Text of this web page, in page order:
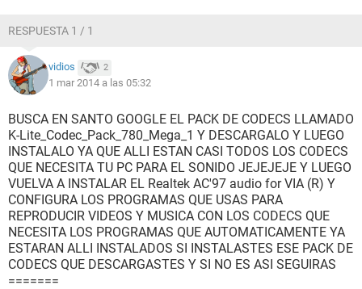
RESPUESTA 1 / 1
vidios 2
1 mar 2014 a las 05:32
BUSCA EN SANTO GOOGLE EL PACK DE CODECS LLAMADO
K-Lite_Codec_Pack_780_Mega_1 Y DESCARGALO Y LUEGO
INSTALALO YA QUE ALLI ESTAN CASI TODOS LOS CODECS
QUE NECESITA TU PC PARA EL SONIDO JEJEJEJE Y LUEGO
VUELVA A INSTALAR EL Realtek AC'97 audio for VIA (R) Y
CONFIGURA LOS PROGRAMAS QUE USAS PARA
REPRODUCIR VIDEOS Y MUSICA CON LOS CODECS QUE
NECESITA LOS PROGRAMAS QUE AUTOMATICAMENTE YA
ESTARAN ALLI INSTALADOS SI INSTALASTES ESE PACK DE
CODECS QUE DESCARGASTES Y SI NO ES ASI SEGUIRAS
=======